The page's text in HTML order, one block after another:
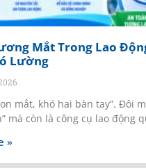
Mắt Trong Lao
Lường
mắt, khó hai bàn tay”. Đôi
mà còn là công cụ lao động
»